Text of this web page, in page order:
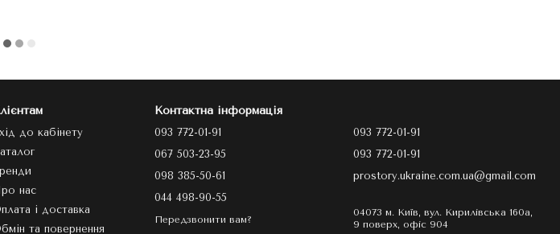
до кабінету
нас
і доставка
та повернення
Контактна інформація
093 772-01-91
067 503-23-95
098 385-50-61
044 498-90-55
Передзвонити вам?
093 772-01-91
093 772-01-91
prostory.ukraine.com.ua@gmail.com
04073 м. Київ, вул. Кирилівська 160а,
9 поверх, офіс 904